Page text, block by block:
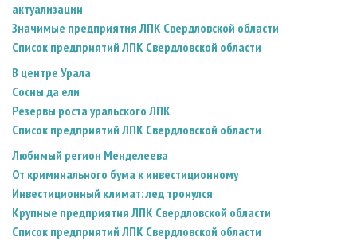
актуализации
Значимые предприятия ЛПК Свердловской области
Список предприятий ЛПК Свердловской области
В центре Урала
Сосны да ели
Резервы роста уральского ЛПК
Список предприятий ЛПК Свердловской области
Любимый регион Менделеева
От криминального бума к инвестиционному
Инвестиционный климат: лед тронулся
Крупные предприятия ЛПК Свердловской области
Список предприятий ЛПК Свердловской области